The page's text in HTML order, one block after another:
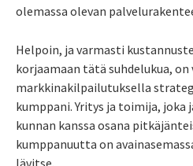
olemassa olevan
Helpoin, ja varmasti
korjaamaan tätä suhdelukua,
markkinakilpailutuksella
kumppani. Yritys ja toimija,
kunnan kanssa osana
kumppanuutta on
lävitse.